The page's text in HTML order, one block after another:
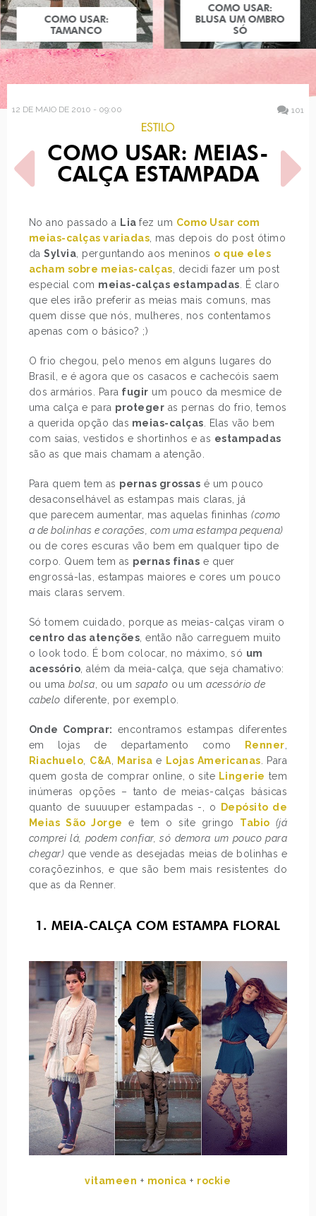
COMO USAR:
TAMANCO
COMO USAR:
BLUSA UM OMBRO
SÓ
12 DE MAIO DE 2010 - 09:00 101
ESTILO
COMO USAR: MEIAS-
CALÇA ESTAMPADA
No ano passado a Liafez um Como Usar com
meias-calças variadas , mas depois do post ótimo
daSylvia , perguntando aos meninos o que eles
acham sobre meias-calças , decidi fazer um post
especial com meias-calças estampadas . É claro
que eles irão preferir as meias mais comuns, mas
quem disse que nós, mulheres, nos contentamos
apenas com o básico? ;)
O frio chegou, pelo menos em alguns lugares do
Brasil, e é agora que os casacos e cachecóis saem
dos armários. Para fugir um pouco da mesmice de
uma calça e para proteger as pernas do frio, temos
a querida opção das meias-calças . Elas vão bem
com saias, vestidos e shortinhos e as estampadas
são as que mais chamam a atenção.
Para quem tem as pernas grossas é um pouco
desaconselhável as estampas mais claras, já
que parecem aumentar, mas aquelas fininhas(como
a de bolinhas e corações, com uma estampa pequena)
ou de cores escuras vão bem em qualquer tipo de
corpo. Quem tem as pernas finas e quer
engrossá-las, estampas maiores e cores um pouco
mais claras servem.
Só tomem cuidado, porque as meias-calças viram o
centro das atenções , então não carreguem muito
o look todo. É bom colocar, no máximo, só um
acessório , além da meia-calça, que seja chamativo:
ou umabolsa , ou um sapato ou umacessório de
cabelo diferente, por exemplo.
Onde Comprar: encontramos estampas diferentes
em lojas de departamento como
Renner
Riachuelo
C&A Marisa e Lojas Americanas . Para
quem gosta de comprar online, o site Lingerie tem
inúmeras opções – tanto de meias-calças básicas
quanto de suuuuper estampadas -, o
Depósito de
Meias São Jorge
e tem o site gringo Tabio (já
comprei lá, podem confiar, só demora um pouco para
chegar) que vende as desejadas meias de bolinhas e
coraçõezinhos, e que são bem mais resistentes do
que as da Renner.
1. MEIA-CALÇA COM ESTAMPA FLORAL
vitameen + monica + rockie
POST ANTERIOR
CHAMPION TROCA
PULSEIRA
PRÓXIMO POST
COLEÇÃO DE ANÉIS ALICE
NA H.STERN